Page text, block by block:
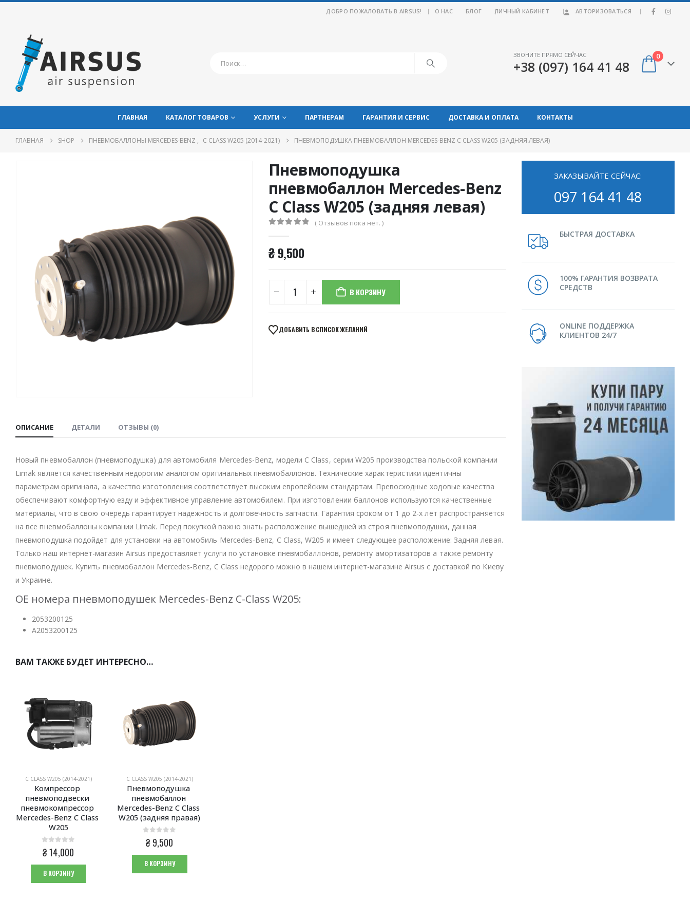
ДОБРО ПОЖАЛОВАТЬ В AIRSUS! | О НАС БЛОГ ЛИЧНЫЙ КАБИНЕТ АВТОРИЗОВАТЬСЯ |
ЗВОНИТЕ ПРЯМО СЕЙЧАС
+38 (097) 164 41 48
0
ГЛАВНАЯ КАТАЛОГ ТОВАРОВ УСЛУГИ ПАРТНЕРАМ ГАРАНТИЯ И СЕРВИС ДОСТАВКА И ОПЛАТА КОНТАКТЫ
ГЛАВНАЯ SHOP ПНЕВМОБАЛЛОНЫ MERCEDES-BENZ , C CLASS W205 (2014-2021) ПНЕВМОПОДУШКА ПНЕВМОБАЛЛОН MERCEDES-BENZ С CLASS W205 (ЗАДНЯЯ ЛЕВАЯ)
Пневмоподушка
пневмобаллон Mercedes-Benz
С Class W205 (задняя левая)
( Отзывов пока нет. )
₴9,500
В КОРЗИНУ
ДОБАВИТЬ В СПИСОК ЖЕЛАНИЙ
ОПИСАНИЕ ДЕТАЛИ ОТЗЫВЫ (0)
Новый пневмобаллон (пневмоподушка) для автомобиля Mercedes-Benz, модели C Class, серии W205 производства польской компании
Limak является качественным недорогим аналогом оригинальных пневмобаллонов. Технические характеристики идентичны
параметрам оригинала, а качество изготовления соответствует высоким европейским стандартам. Превосходные ходовые качества
обеспечивают комфортную езду и эффективное управление автомобилем. При изготовлении баллонов используются качественные
материалы, что в свою очередь гарантирует надежность и долговечность запчасти. Гарантия сроком от 1 до 2-х лет распространяется
на все пневмобаллоны компании Limak. Перед покупкой важно знать расположение вышедшей из строя пневмоподушки, данная
пневмоподушка подойдет для установки на автомобиль Mercedes-Benz, C Class, W205 и имеет следующее расположение: Задняя левая.
Только наш интернет-магазин Airsus предоставляет услуги по установке пневмобаллонов, ремонту амортизаторов а также ремонту
пневмоподушек. Купить пневмобаллон Mercedes-Benz, С Class недорого можно в нашем интернет-магазине Airsus с доставкой по Киеву
и Украине.
OE номера пневмоподушек Mercedes-Benz C-Class W205:
2053200125
A2053200125
ВАМ ТАКЖЕ БУДЕТ ИНТЕРЕСНО…
C CLASS W205 (2014-2021)
Компрессор
пневмоподвески
пневмокомпрессор
Mercedes-Benz C Class
W205
0 из 5
₴14,000
В КОРЗИНУ
C CLASS W205 (2014-2021)
Пневмоподушка
пневмобаллон
Mercedes-Benz С Class
W205 (задняя правая)
0из 5
₴9,500
В КОРЗИНУ
ЗАКАЗЫВАЙТЕ СЕЙЧАС:
097 164 41 48
БЫСТРАЯ ДОСТАВКА
100% ГАРАНТИЯ ВОЗВРАТА
СРЕДСТВ
ONLINE ПОДДЕРЖКА
КЛИЕНТОВ 24/7